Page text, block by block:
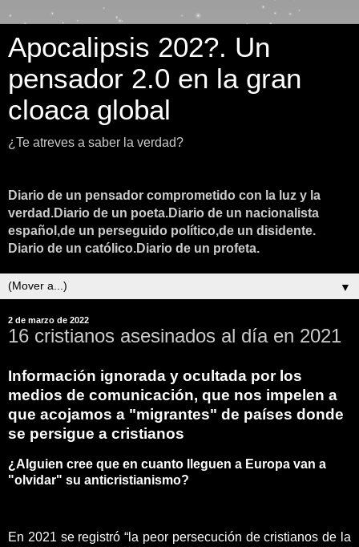
Apocalipsis 202?. Un
pensador 2.0 en la gran
cloaca global
¿Te atreves a saber la verdad?
Diario de un pensador comprometido con la luz y la
verdad.Diario de un poeta.Diario de un nacionalista
español,de un perseguido político,de un disidente.
Diario de un católico.Diario de un profeta.
▼
2 de marzo de 2022
16 cristianos asesinados al día en 2021
Información ignorada y ocultada por los
medios de comunicación, que nos impelen a
que acojamos a "migrantes" de países donde
se persigue a cristianos
¿Alguien cree que en cuanto lleguen a Europa van a
"olvidar" su anticristianismo?
En 2021 se registró “la peor persecución de cristianos de la